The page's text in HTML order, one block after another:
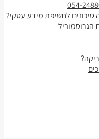
לחשיפת מידע עסקי?